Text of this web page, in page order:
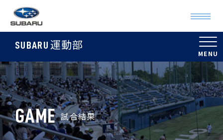
SUBARU 運動部
GAME 試合結果